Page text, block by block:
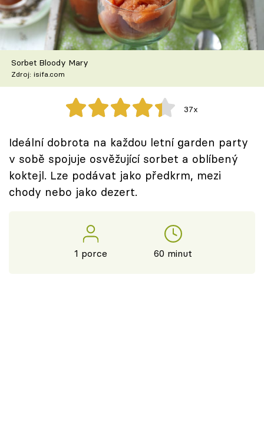
TV Program
Škola vaření
Recepty z TV
Speciál: Cuketa
Těhotnej kuchař
Sledujte prima+
Sorbet Bloody Mary
Zdroj: isifa.com
37x
Ideální dobrota na každou letní garden party
v sobě spojuje osvěžující sorbet a oblíbený
koktejl. Lze podávat jako předkrm, mezi
chody nebo jako dezert.
1 porce 60 minut